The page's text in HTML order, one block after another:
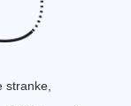
stranke,